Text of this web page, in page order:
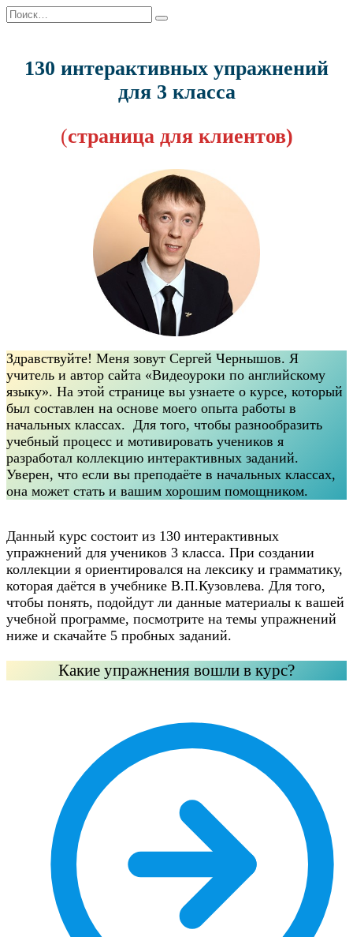
Перейти
к
Search
for:
130 интерактивных упражнений
для 3 класса
(страница для клиентов)
Здравствуйте! Меня зовут Сергей Чернышов. Я
учитель и автор сайта «Видеоуроки по английскому
языку». На этой странице вы узнаете о курсе, который
был составлен на основе моего опыта работы в
начальных классах. Для того, чтобы разнообразить
учебный процесс и мотивировать учеников я
разработал коллекцию интерактивных заданий.
Уверен, что если вы преподаёте в начальных классах,
она может стать и вашим хорошим помощником.
Данный курс состоит из 130 интерактивных
упражнений для учеников 3 класса. При создании
коллекции я ориентировался на лексику и грамматику,
которая даётся в учебнике В.П.Кузовлева. Для того,
чтобы понять, подойдут ли данные материалы к вашей
учебной программе, посмотрите на темы упражнений
ниже и скачайте 5 пробных заданий.
Какие упражнения вошли в курс?